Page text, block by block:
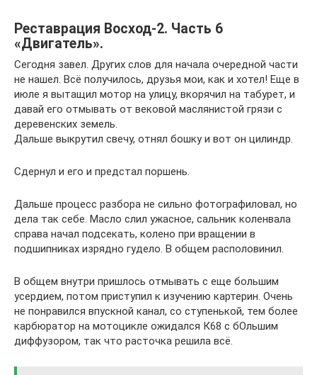
Реставрация Восход-2. Часть 6
«Двигатель».
Сегодня завел. Других слов для начала очередной части
не нашел. Всё получилось, друзья мои, как и хотел! Еще в
июле я вытащил мотор на улицу, вкорячил на табурет, и
давай его отмывать от вековой маслянистой грязи с
деревенских земель.
Дальше выкрутил свечу, отнял бошку и вот он цилиндр.
Сдернул и его и предстал поршень.
Дальше процесс разбора не сильно фотографиловал, но
дела так себе. Масло слил ужасное, сальник коленвала
справа начал подсекать, колено при вращении в
подшипниках изрядно гудело. В общем располовинил.
В общем внутри пришлось отмывать с еще большим
усердием, потом приступил к изучению картерин. Очень
не понравился впускной канал, со ступенькой, тем более
карбюратор на мотоцикле ожидался К68 с бОльшим
диффузором, так что расточка решила всё.